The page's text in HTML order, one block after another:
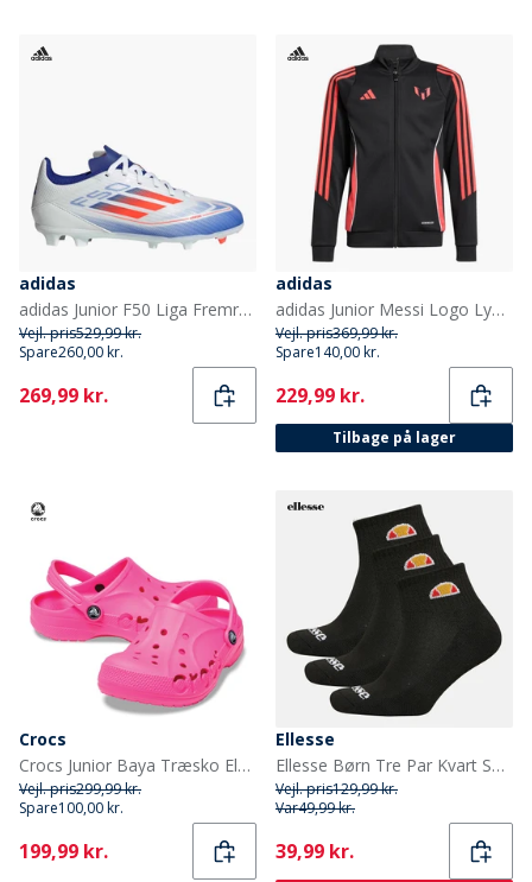
adidas
adidas Junior F50 Liga Fremrykning Pakke FG/MG Fast/Multi Grund Fodboldstøvler Cloud White/Solar Red/Lucid Blue
Vejl. pris529,99 kr.
Spare260,00 kr.
Current
269,99 kr.
adidas
adidas Junior Messi Logo Lynlås Træningsjakke Sort
Vejl. pris369,99 kr.
Spare140,00 kr.
Current
229,99 kr.
Tilbage på lager
Crocs
Crocs Junior Baya Træsko Elektrisk Rosa
Vejl. pris299,99 kr.
Spare100,00 kr.
Current
199,99 kr.
Ellesse
Ellesse Børn Tre Par Kvart Sokker Sort
Vejl. pris129,99 kr.
Var49,99 kr.
Current
39,99 kr.